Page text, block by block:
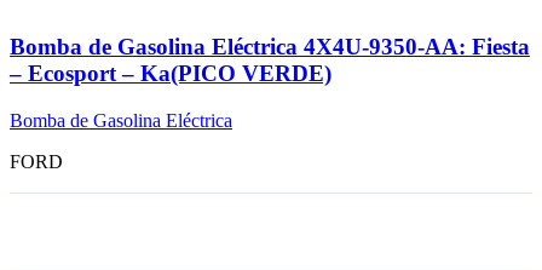
Bomba de Gasolina Eléctrica 4X4U-9350-AA: Fiesta
– Ecosport – Ka(PICO VERDE)
Bomba de Gasolina Eléctrica
FORD